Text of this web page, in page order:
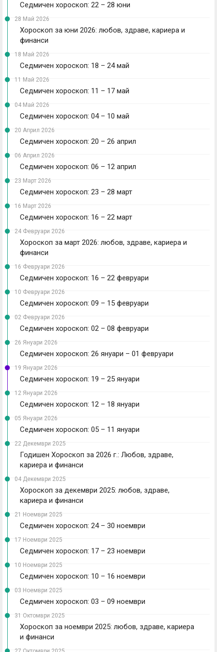
Седмичен хороскоп: 22 – 28 юни
28 Май 2026
Хороскоп за юни 2026: любов, здраве, кариера и
финанси
18 Май 2026
Седмичен хороскоп: 18 – 24 май
11 Май 2026
Седмичен хороскоп: 11 – 17 май
04 Май 2026
Седмичен хороскоп: 04 – 10 май
20 Април 2026
Седмичен хороскоп: 20 – 26 април
06 Април 2026
Седмичен хороскоп: 06 – 12 април
23 Март 2026
Седмичен хороскоп: 23 – 28 март
16 Март 2026
Седмичен хороскоп: 16 – 22 март
24 Февруари 2026
Хороскоп за март 2026: любов, здраве, кариера и
финанси
16 Февруари 2026
Седмичен хороскоп: 16 – 22 февруари
10 Февруари 2026
Седмичен хороскоп: 09 – 15 февруари
02 Февруари 2026
Седмичен хороскоп: 02 – 08 февруари
26 Януари 2026
Седмичен хороскоп: 26 януари – 01 февруари
19 Януари 2026
Седмичен хороскоп: 19 – 25 януари
12 Януари 2026
Седмичен хороскоп: 12 – 18 януари
05 Януари 2026
Седмичен хороскоп: 05 – 11 януари
22 Декември 2025
Годишен Хороскоп за 2026 г.: Любов, здраве,
кариера и финанси
04 Декември 2025
Хороскоп за декември 2025: любов, здраве,
кариера и финанси
21 Ноември 2025
Седмичен хороскоп: 24 – 30 ноември
17 Ноември 2025
Седмичен хороскоп: 17 – 23 ноември
10 Ноември 2025
Седмичен хороскоп: 10 – 16 ноември
03 Ноември 2025
Седмичен хороскоп: 03 – 09 ноември
31 Октомври 2025
Хороскоп за ноември 2025: любов, здраве, кариера
и финанси